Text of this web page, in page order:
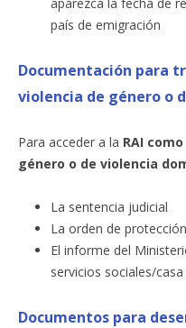
país de emigración
Documentación para
violencia de género o
Para acceder a la RAI
género o de violencia
La sentencia judicial
La orden de
El informe del
servicios sociales/
Documentos para